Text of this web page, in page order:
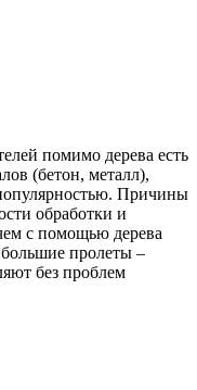
помимо дерева есть
(бетон, металл),
Причины
обработки и
с помощью дерева
пролеты –
без проблем